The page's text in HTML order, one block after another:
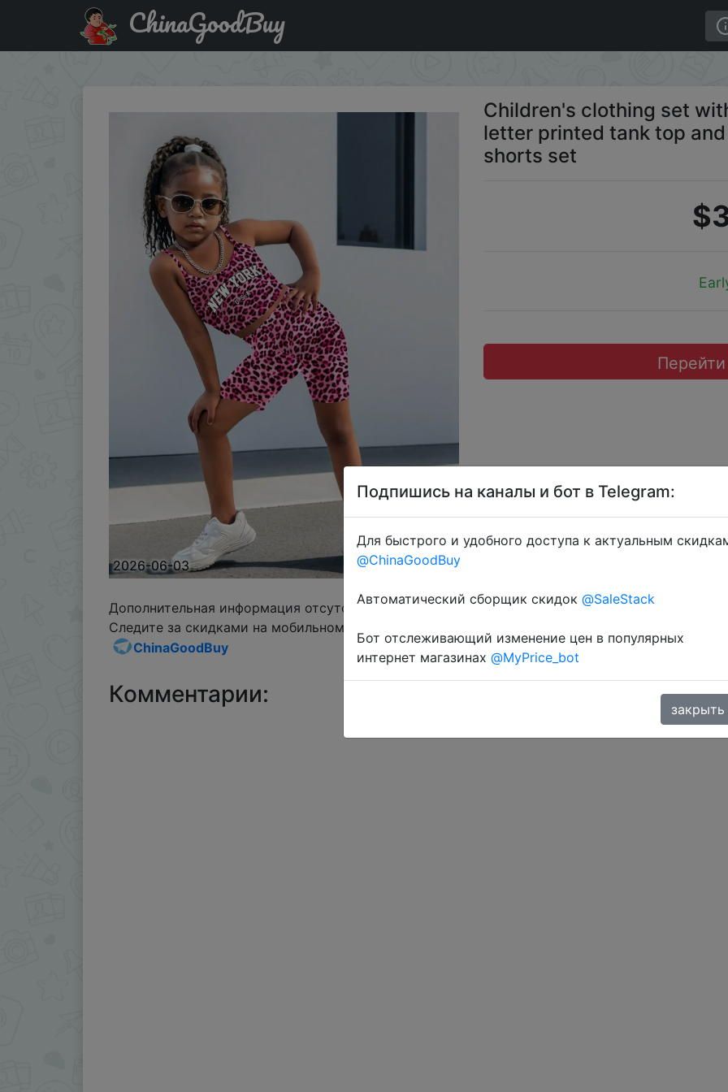
Купить по акции: Children's clothing set with fashionable leopard print letter printed tank top and elastic waist
ChinaGoodBuy
2026-06-03
Children's clothing set
letter printed tank top
shorts set
Дополнительная информация отсутствует.
Следите за скидками на мобильном, в телеграмм канале:
ChinaGoodBuy
Комментарии:
Подпишись на каналы и бот в Telegram:
Для быстрого и удобного доступа к актуальным
@ChinaGoodBuy
Автоматический сборщик скидок @SaleStack
Бот отслеживающий изменение цен в популярных
интернет магазинах @MyPrice_bot
закрыть